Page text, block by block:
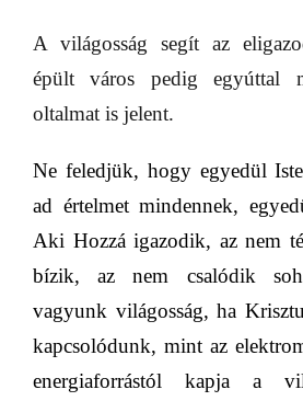
A világosság segít az
épült város pedig egyúttal
oltalmat is jelent.
Ne feledjük, hogy egyedül
ad értelmet mindennek,
Aki Hozzá igazodik, az nem
bízik, az nem csalódik
vagyunk világosság, ha
kapcsolódunk, mint az
energiaforrástól kapja a